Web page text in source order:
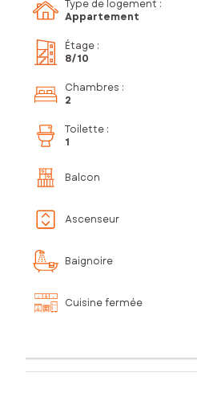
Type de logement :
Appartement
Étage :
8/10
Chambres :
2
Toilette :
1
Balcon
Ascenseur
Baignoire
Cuisine fermée